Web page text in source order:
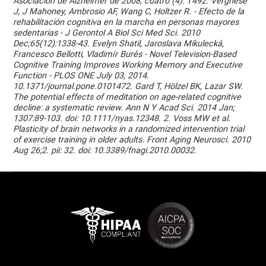
J, J Mahoney, Ambrosio AF, Wang C, Holtzer R. - Efecto de la
rehabilitación cognitiva en la marcha en personas mayores
sedentarias - J Gerontol A Biol Sci Med Sci. 2010
Dec;65(12):1338-43. Evelyn Shatil, Jaroslava Mikulecká,
Francesco Bellotti, Vladimír Burěs - Novel Television-Based
Cognitive Training Improves Working Memory and Executive
Function - PLOS ONE July 03, 2014.
10.1371/journal.pone.0101472. Gard T, Hölzel BK, Lazar SW.
The potential effects of meditation on age-related cognitive
decline: a systematic review. Ann N Y Acad Sci. 2014 Jan;
1307:89-103. doi: 10.1111/nyas.12348. 2. Voss MW et al.
Plasticity of brain networks in a randomized intervention trial
of exercise training in older adults. Front Aging Neurosci. 2010
Aug 26;2. pii: 32. doi: 10.3389/fnagi.2010.00032.